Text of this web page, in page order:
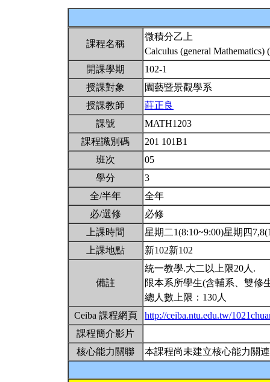
課程名稱
微積分乙上
Calculus (general Mathematics)
開課學期
102-1
授課對象
園藝暨景觀學系
授課教師
莊正良
課號
MATH1203
課程識別碼
201 101B1
班次
05
學分
3
全/半年
全年
必/選修
必修
上課時間
星期二1(8:10~9:00)星期四
上課地點
新102新102
備註
統一教學.大二以上限20人.
限本系所學生(含輔系、雙修
總人數上限：130人
Ceiba 課程網頁
http://ceiba.ntu.edu.tw/
課程簡介影片
核心能力關聯
本課程尚未建立核心能力關連